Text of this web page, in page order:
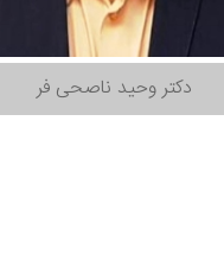
دکتر وحید ناصحی فر